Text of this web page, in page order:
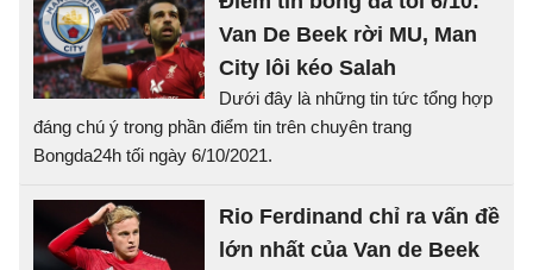
Van De Beek rời MU, Man
City lôi kéo Salah
Dưới đây là những tin tức tổng hợp
đáng chú ý trong phần điểm tin trên chuyên trang
Bongda24h tối ngày 6/10/2021.
Rio Ferdinand chỉ ra vấn đề
lớn nhất của Van de Beek